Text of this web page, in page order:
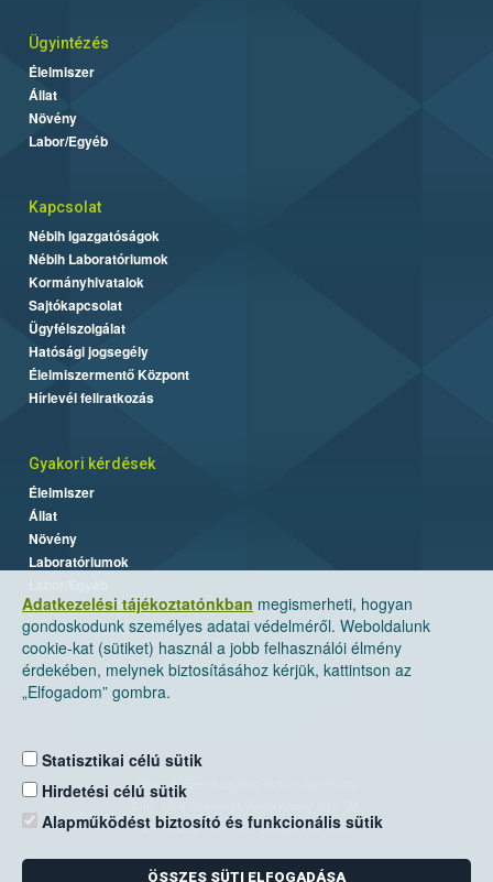
Adatkezelési tájékoztatónkban megismerheti, hogyan
gondoskodunk személyes adatai védelméről. Weboldalunk
cookie-kat (sütiket) használ a jobb felhasználói élmény
érdekében, melynek biztosításához kérjük, kattintson az
„Elfogadom” gombra.
Statisztikai célú sütik
Hirdetési célú sütik
Alapműködést biztosító és funkcionális sütik
ÖSSZES SÜTI ELFOGADÁSA
Ügyintézés
Élelmiszer
Állat
Növény
Labor/Egyéb
Kapcsolat
Nébih Igazgatóságok
Nébih Laboratóriumok
Kormányhivatalok
Sajtókapcsolat
Ügyfélszolgálat
Hatósági jogsegély
Élelmiszermentő Központ
Hírlevél feliratkozás
Gyakori kérdések
Élelmiszer
Állat
Növény
Laboratóriumok
Nemzeti Élelmiszerlánc-biztonsági Hivatal
Levelezési cím: 1525 Budapest. Pf. 30.